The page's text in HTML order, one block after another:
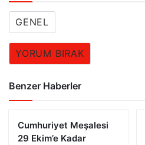
GENEL
YORUM BIRAK
Benzer Haberler
Cumhuriyet Meşalesi
29 Ekim’e Kadar